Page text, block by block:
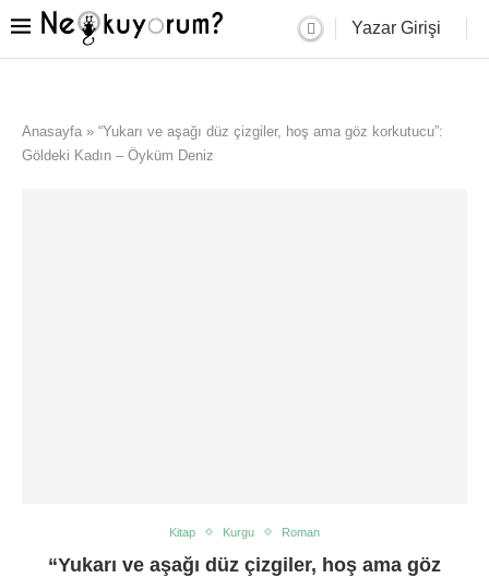
Yazar Girişi
Anasayfa » “Yukarı ve aşağı düz çizgiler, hoş ama göz korkutucu”:
Göldeki Kadın – Öyküm Deniz
Kitap Kurgu Roman
“Yukarı ve aşağı düz çizgiler, hoş ama göz